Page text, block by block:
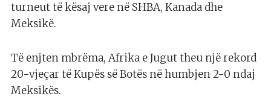
turneut të kësaj vere në SHBA, Kanada dhe
Meksikë.
Të enjten mbrëma, Afrika e Jugut theu një rekord
20-vjeçar të Kupës së Botës në humbjen 2-0 ndaj
Meksikës.